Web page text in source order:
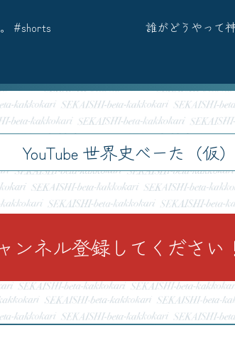
#shorts
誰がどうやって
YouTube 世界史べーた（仮）
ンネル登録してくださ